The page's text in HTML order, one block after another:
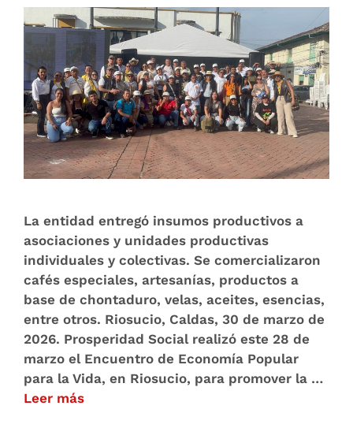
La entidad entregó insumos productivos a
asociaciones y unidades productivas
individuales y colectivas. Se comercializaron
cafés especiales, artesanías, productos a
base de chontaduro, velas, aceites, esencias,
entre otros. Riosucio, Caldas, 30 de marzo de
2026. Prosperidad Social realizó este 28 de
marzo el Encuentro de Economía Popular
para la Vida, en Riosucio, para promover la …
Leer más